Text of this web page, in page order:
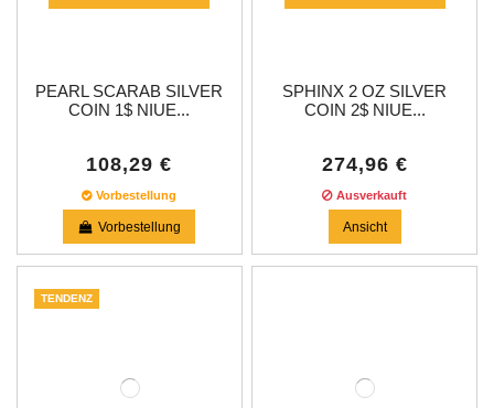
PEARL SCARAB SILVER
COIN 1$ NIUE...
108,29 €
Vorbestellung
Vorbestellung
SPHINX 2 OZ SILVER
COIN 2$ NIUE...
274,96 €
Ausverkauft
Ansicht
TENDENZ